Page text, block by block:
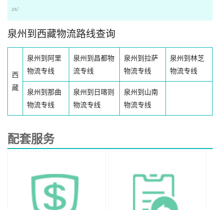
zx/
泉州到西藏物流路线查询
西
藏
泉州到阿里
物流专线
泉州到昌都物
流专线
泉州到拉萨
物流专线
泉州到林芝
物流专线
泉州到那曲
物流专线
泉州到日喀则
物流专线
泉州到山南
物流专线
配套服务